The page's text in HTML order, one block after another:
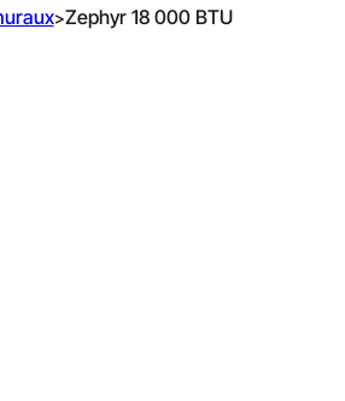
>Zephyr 18 000 BTU